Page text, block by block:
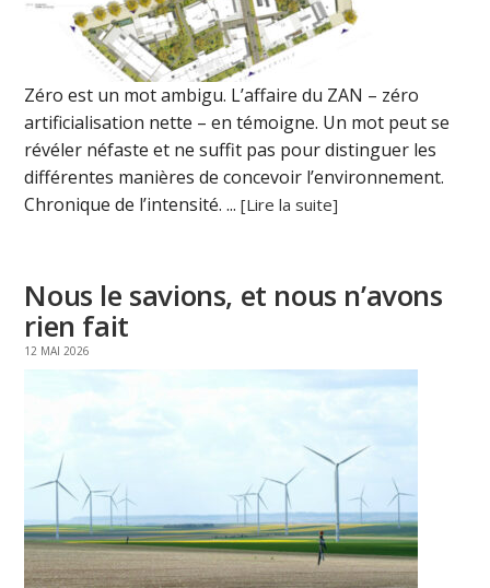
Zéro est un mot ambigu. L’affaire du ZAN – zéro
artificialisation nette – en témoigne. Un mot peut se
révéler néfaste et ne suffit pas pour distinguer les
différentes manières de concevoir l’environnement.
Chronique de l’intensité. ...[Lire la suite]
Nous le savions, et nous n’avons
rien fait
12 MAI 2026